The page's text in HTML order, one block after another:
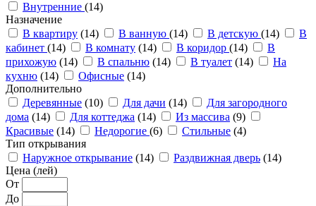
Внутренние (14)
Назначение
В квартиру (14) В ванную (14) В детскую (14)
В
кабинет (14) В комнату (14) В коридор (14)
В
прихожую (14) В спальню (14) В туалет (14)
На
кухню (14) Офисные (14)
Дополнительно
Деревянные (10) Для дачи (14)
Для загородного
дома (14) Для коттеджа (14) Из массива (9)
Красивые (14) Недорогие (6) Стильные (4)
Тип открывания
Наружное открывание (14) Раздвижная дверь (14)
Цена (лей)
От
До